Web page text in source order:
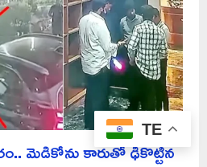
మెడికోను కారుతో ఢీకొట్టిన
TE